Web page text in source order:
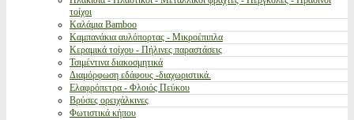
τοίχοι
Καλάμια Bamboo
Καμπανάκια αυλόπορτας - Μικροέπιπλα
Κεραμικά τοίχου - Πήλινες παραστάσεις
Τσιμέντινα διακοσμητικά
Διαμόρφωση εδάφους -διαχωριστικά.
Ελαφρόπετρα - Φλοιός Πεύκου
Βρύσες ορειχάλκινες
Φωτιστικά κήπου